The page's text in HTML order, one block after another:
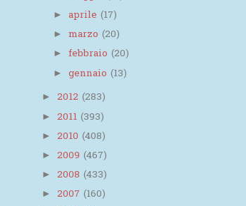
►aprile(17)
►marzo(20)
►febbraio(20)
►gennaio(13)
► 2012 (283)
► 2011 (393)
► 2010 (408)
► 2009 (467)
► 2008 (433)
► 2007 (160)